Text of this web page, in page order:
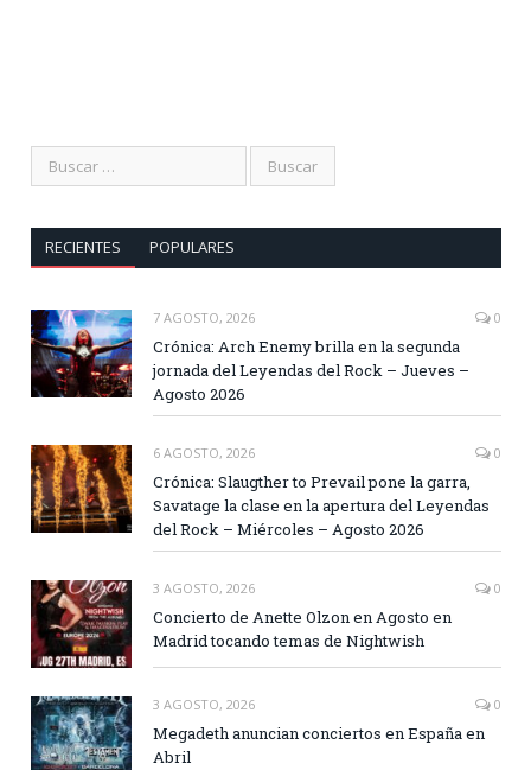
RECIENTES POPULARES
7 AGOSTO, 2026 0
Crónica: Arch Enemy brilla en la segunda
jornada del Leyendas del Rock – Jueves –
Agosto 2026
6 AGOSTO, 2026 0
Crónica: Slaugther to Prevail pone la garra,
Savatage la clase en la apertura del Leyendas
del Rock – Miércoles – Agosto 2026
3 AGOSTO, 2026 0
Concierto de Anette Olzon en Agosto en
Madrid tocando temas de Nightwish
3 AGOSTO, 2026 0
Megadeth anuncian conciertos en España en
Abril